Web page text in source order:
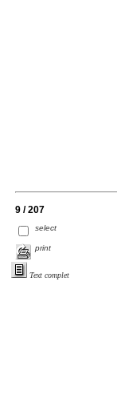
9 / 207
select
print
Text complet